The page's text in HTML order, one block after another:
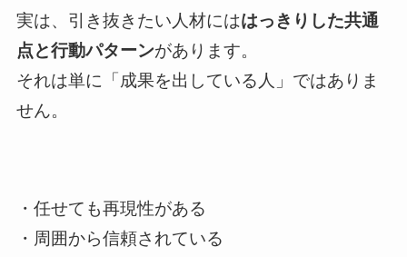
実は、引き抜きたい人材にははっきりした共通
点と行動パターンがあります。
それは単に「成果を出している人」ではありま
せん。
・任せても再現性がある
・周囲から信頼されている